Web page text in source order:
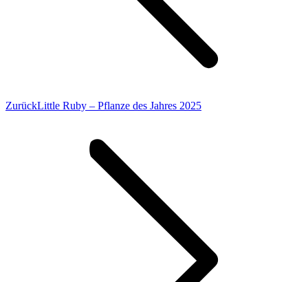
ZurückVorheriger
Little Ruby – Pflanze des Jahres 2025